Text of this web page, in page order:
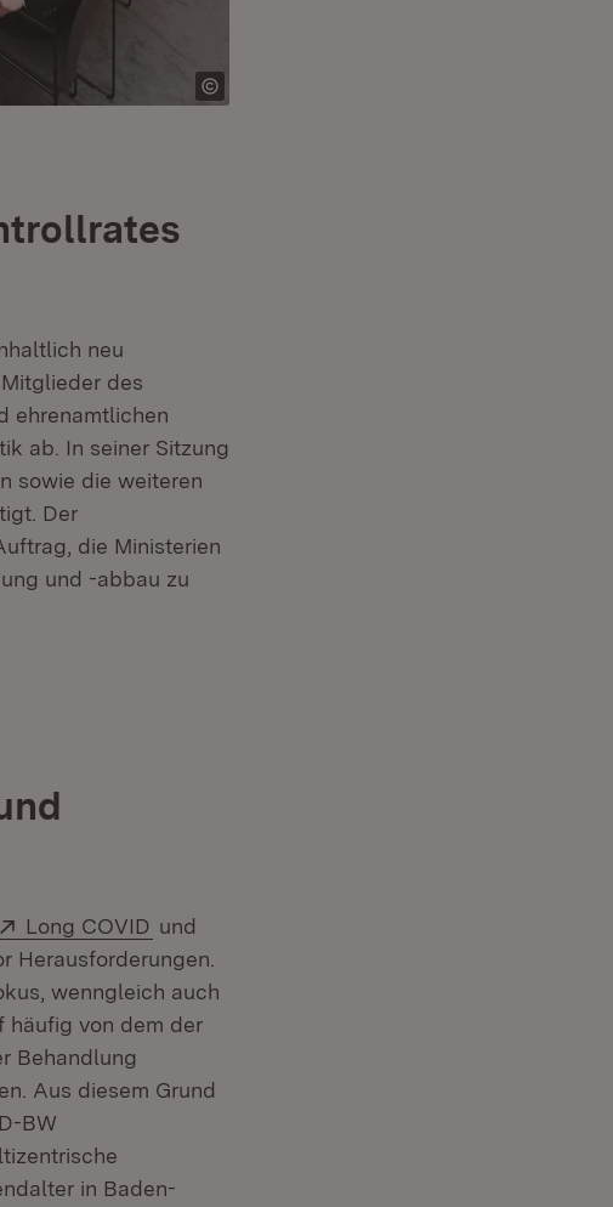
neu
des
ehrenamtlichen
ab. In seiner Sitzung
sowie die weiteren
Der
die Ministerien
und -abbau zu
Extern:
Long COVID (Öffnet in neuem Fenster)
und
Herausforderungen.
wenngleich auch
häufig von dem der
Behandlung
Aus diesem Grund
BW
in Baden-